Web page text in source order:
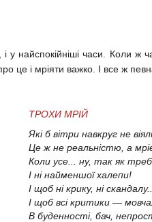
у найспокійніші часи. Коли ж
це і мріяти важко. І все ж
ТРОХИ МРІЙ
Які б вітри навкруг не
Це ж не реальністю, а
Коли усе... ну, так як
І ні найменшої халепи!
І щоб ні крику, ні
І щоб всі критики —
В буденності, бач,